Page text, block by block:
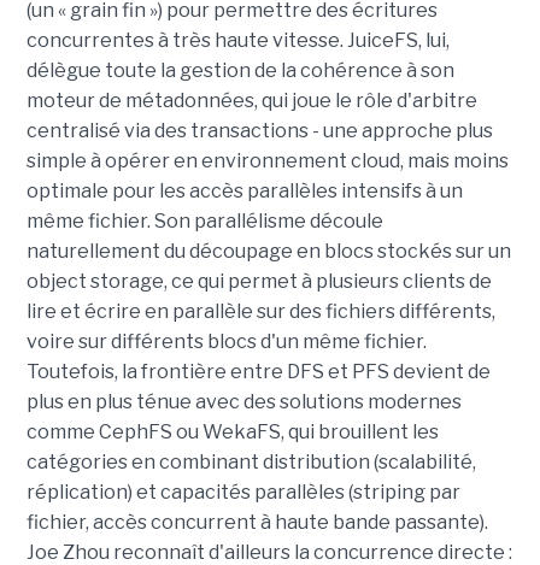
(un « grain fin ») pour permettre des écritures
concurrentes à très haute vitesse. JuiceFS, lui,
délègue toute la gestion de la cohérence à son
moteur de métadonnées, qui joue le rôle d'arbitre
centralisé via des transactions - une approche plus
simple à opérer en environnement cloud, mais moins
optimale pour les accès parallèles intensifs à un
même fichier. Son parallélisme découle
naturellement du découpage en blocs stockés sur un
object storage, ce qui permet à plusieurs clients de
lire et écrire en parallèle sur des fichiers différents,
voire sur différents blocs d'un même fichier.
Toutefois, la frontière entre DFS et PFS devient de
plus en plus ténue avec des solutions modernes
comme CephFS ou WekaFS, qui brouillent les
catégories en combinant distribution (scalabilité,
réplication) et capacités parallèles (striping par
fichier, accès concurrent à haute bande passante).
Joe Zhou reconnaît d'ailleurs la concurrence directe :